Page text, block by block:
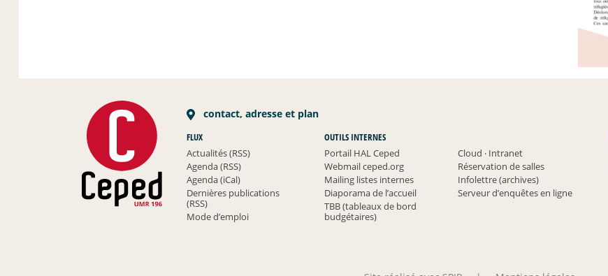
contact, adresse et plan
FLUX
Actualités (RSS)
Agenda (RSS)
Agenda (iCal)
Dernières publications
(RSS)
Mode d’emploi
OUTILS INTERNES
Portail HAL Ceped
Cloud · Intranet
Webmail ceped.org
Réservation de salles
Mailing listes internes
Infolettre (archives)
Diaporama de l’accueil
Serveur d’enquêtes en ligne
TBB (tableaux de bord
budgétaires)